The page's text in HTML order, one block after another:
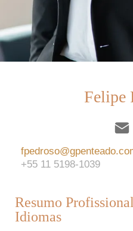
Felipe
+55 11 5198-1039
Resumo Profissional
Idiomas